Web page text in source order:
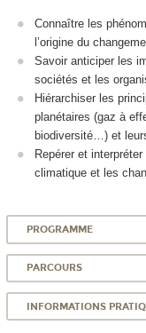
Connaître les
l’origine du
Savoir anticiper les
sociétés et les
Hiérarchiser les
planétaires (gaz à
biodiversité…) et
Repérer et
climatique et les
PROGRAMME
PARCOURS
INFORMATIONS